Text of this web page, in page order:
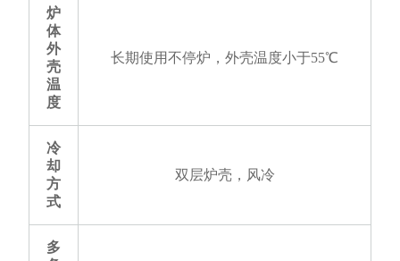
炉
体
外
壳
温
度
长期使用不停炉，外壳温度小于55℃
冷
却
方
式
双层炉壳，风冷
多